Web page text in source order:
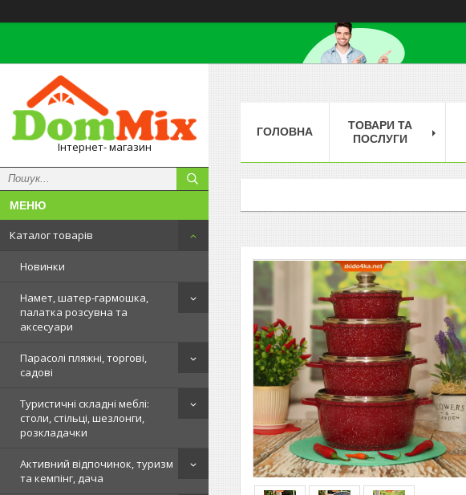
Інтернет- магазин
Каталог товарів
Новинки
Намет, шатер-гармошка,
палатка розсувна та
аксесуари
Парасолі пляжні, торгові,
садові
Туристичні складні меблі:
столи, стільці, шезлонги,
розкладачки
Активний відпочинок, туризм
та кемпінг, дача
ГОЛОВНА
ТОВАРИ ТА
ПОСЛУГИ